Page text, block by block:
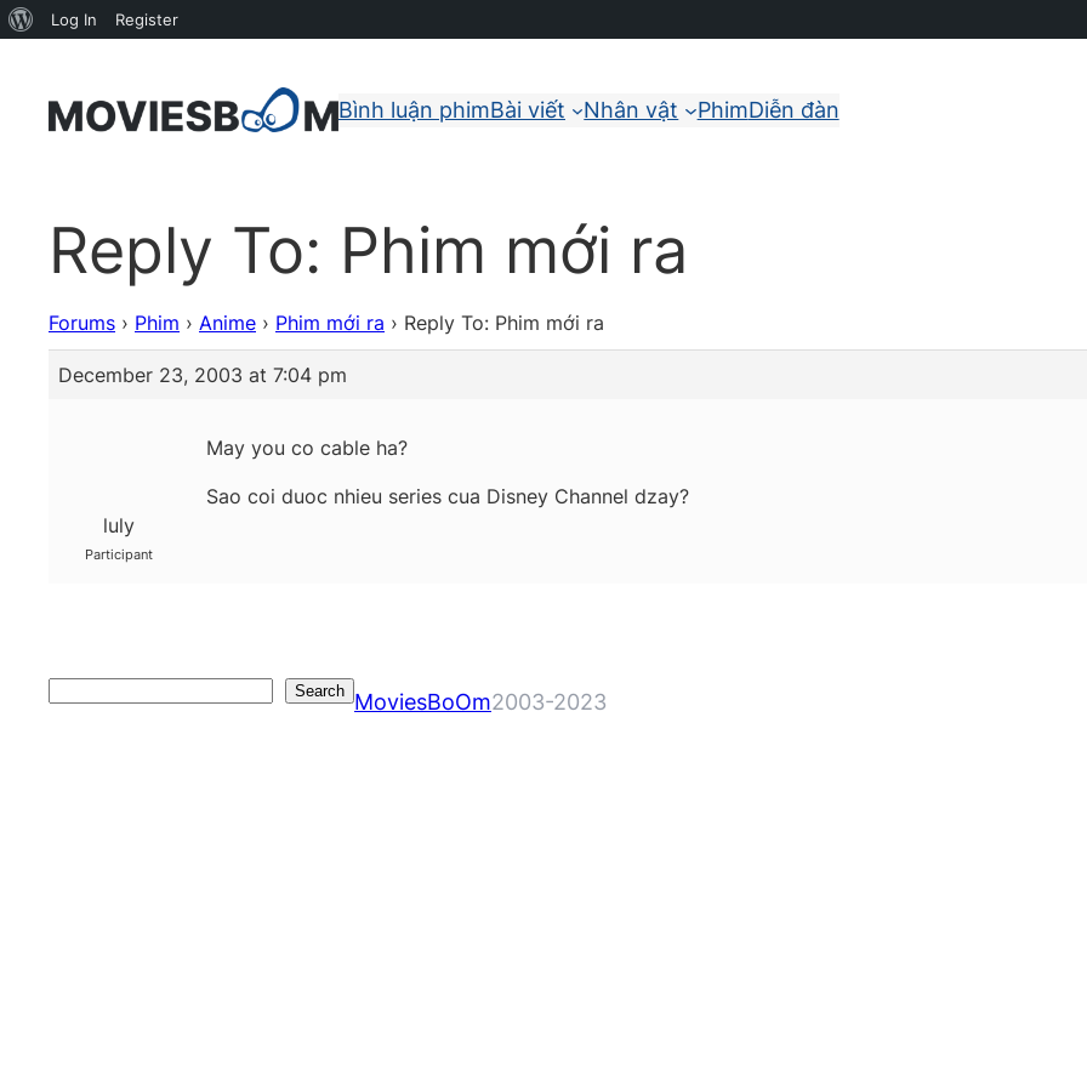
Bình luận phimBài viết Nhân vật PhimDiễn đàn
Reply To: Phim mới ra
Forums › Phim › Anime › Phim mới ra › Reply To: Phim mới ra
December 23, 2003 at 7:04 pm
luly
Participant
May you co cable ha?
Sao coi duoc nhieu series cua Disney Channel dzay?
Search MoviesBoOm2003-2023
About
Log In Register